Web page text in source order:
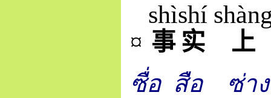
¤ 事
shì
实
shí
上
ซื่อ สือ ซ่าง